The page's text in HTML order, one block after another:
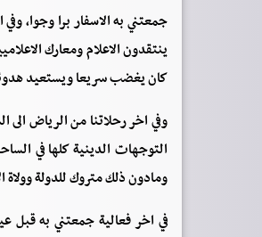
جمعتني به الاسفار برا وجوا،
ينتقدون الاعلام ومعارك
كان يغضب سريعا ويستعيد هدوئه
وفي اخر رحلاتنا من الرياض الى
التوجهات الدينية كلها في
ومادون ذلك متروك للدولة وولاة
في اخر فعالية جمعتني به قبل